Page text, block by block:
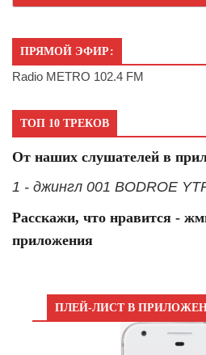
ПРЯМОЙ ЭФИР:
Radio METRO 102.4 FM
ТОП 10 ТРЕКОВ
От наших слушателей в
1 - джингл 001 BODROE
Расскажи, что нравится -
приложения
ПЛЕЙ-ЛИСТ В